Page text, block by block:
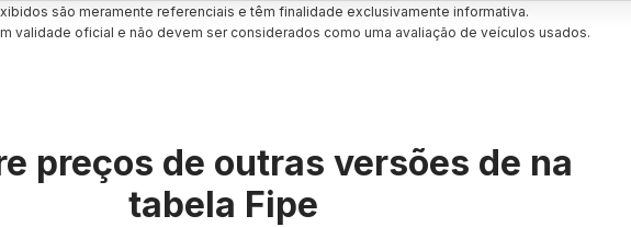
são meramente referenciais e têm finalidade exclusivamente informativa.
validade oficial e não devem ser considerados como uma avaliação de veículos usados.
preços de outras versões de na
tabela Fipe